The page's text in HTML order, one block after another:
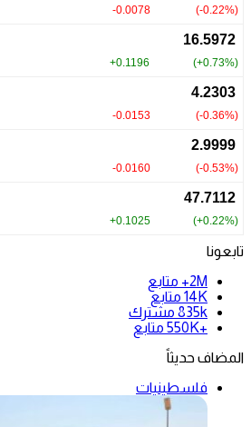
تابعونا
2M+
متابع
14K متابع
835k مشترك
+550K
متابع
المضاف حديثاً
فلسطينيات